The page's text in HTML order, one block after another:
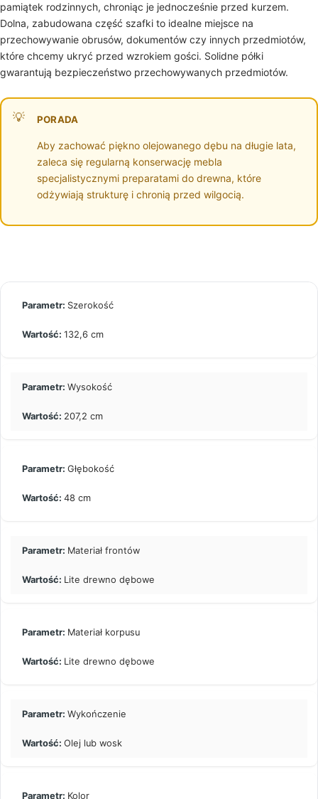
pamiątek rodzinnych, chroniąc je jednocześnie przed kurzem.
Dolna, zabudowana część szafki to idealne miejsce na
przechowywanie obrusów, dokumentów czy innych przedmiotów,
które chcemy ukryć przed wzrokiem gości. Solidne półki
gwarantują bezpieczeństwo przechowywanych przedmiotów.
PORADA
Aby zachować piękno olejowanego dębu na długie lata,
zaleca się regularną konserwację mebla
specjalistycznymi preparatami do drewna, które
odżywiają strukturę i chronią przed wilgocią.
Szerokość
132,6 cm
Wysokość
207,2 cm
Głębokość
48 cm
Materiał frontów
Lite drewno dębowe
Materiał korpusu
Lite drewno dębowe
Wykończenie
Olej lub wosk
Kolor